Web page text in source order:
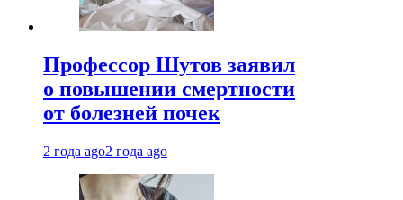
Профессор Шутов заявил
о повышении смертности
от болезней почек
2 года ago2 года ago